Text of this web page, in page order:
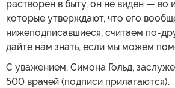
растворен в быту, он не виден — во
которые утверждают, что его
нижеподписавшиеся, считаем по-
дайте нам знать, если мы можем
С уважением, Симона Гольд,
500 врачей (подписи прилагаются).